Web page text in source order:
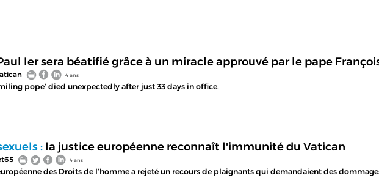
Ier sera béatifié grâce à un miracle approuvé par le pape
4 ans
pope’ died unexpectedly after just 33 days in office.
: la justice européenne reconnaît l'immunité du Vatican
4 ans
des Droits de l’homme a rejeté un recours de plaignants qui demandaient des